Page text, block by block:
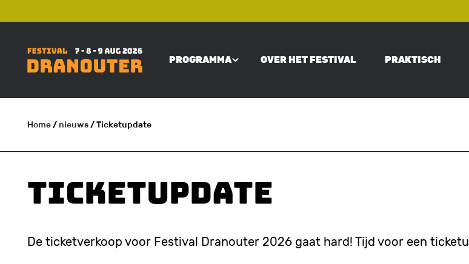
gaan
PROGRAMMA OVER HET FESTIVAL PRAKTISCH
KRUIMELPAD
Home/ nieuws/ Ticketupdate
Ticketupdate
De ticketverkoop voor Festival Dranouter 2026 gaat hard! Tijd voor een